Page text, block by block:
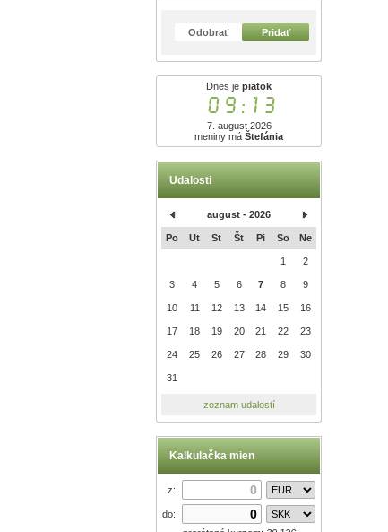
Odobrať Pridať
Dnes jepiatok
09:13
7. august 2026
meniny máŠtefánia
Udalosti
august - 2026
Po Ut St Št Pi So Ne
1 2
3 4 5 6 7 8 9
10 11 12 13 14 15 16
17 18 19 20 21 22 23
24 25 26 27 28 29 30
31
zoznam udalostí
Kalkulačka mien
z:
do: